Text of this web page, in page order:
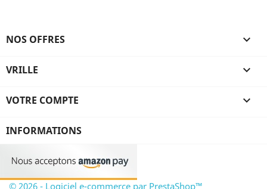
NOS OFFRES 
VRILLE 
VOTRE COMPTE 
INFORMATIONS
© 2026 - Logiciel e-commerce par PrestaShop™